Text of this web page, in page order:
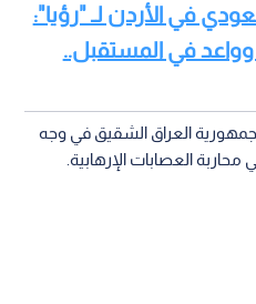
في الأردن لـ "رؤيا":
وواعد في المستقبل..
العراق الشقيق في وجه
العصابات الإرهابية.